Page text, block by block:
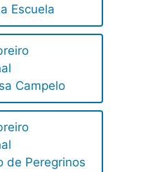
Escuela
Campelo
de Peregrinos